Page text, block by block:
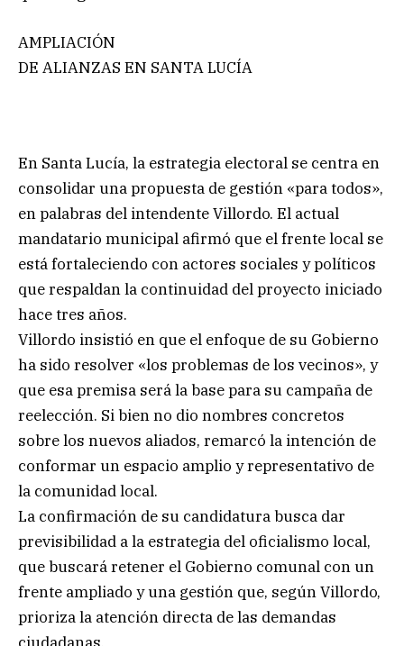
AMPLIACIÓN
DE ALIANZAS EN SANTA LUCÍA
En Santa Lucía, la estrategia electoral se centra en
consolidar una propuesta de gestión «para todos»,
en palabras del intendente Villordo. El actual
mandatario municipal afirmó que el frente local se
está fortaleciendo con actores sociales y políticos
que respaldan la continuidad del proyecto iniciado
hace tres años.
Villordo insistió en que el enfoque de su Gobierno
ha sido resolver «los problemas de los vecinos», y
que esa premisa será la base para su campaña de
reelección. Si bien no dio nombres concretos
sobre los nuevos aliados, remarcó la intención de
conformar un espacio amplio y representativo de
la comunidad local.
La confirmación de su candidatura busca dar
previsibilidad a la estrategia del oficialismo local,
que buscará retener el Gobierno comunal con un
frente ampliado y una gestión que, según Villordo,
prioriza la atención directa de las demandas